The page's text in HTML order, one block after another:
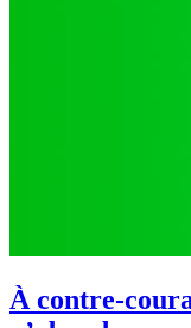
À contre-